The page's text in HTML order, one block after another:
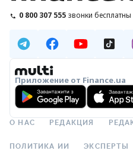
0 800 307 555 звонки бесплатны
Приложение от Finance.ua
О НАС РЕДАКЦИЯ
ПОЛИТИКА ИИ ЭКСПЕРТЫ